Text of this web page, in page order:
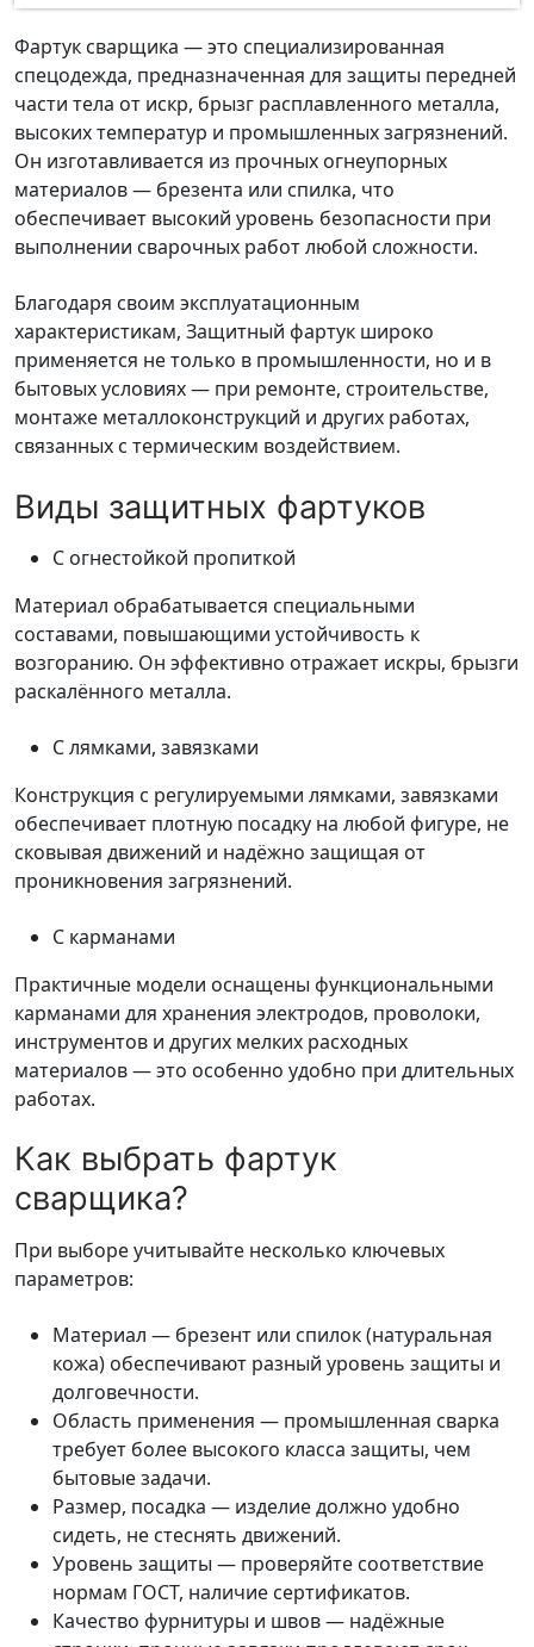
Фартук сварщика — это специализированная
спецодежда, предназначенная для защиты передней
части тела от искр, брызг расплавленного металла,
высоких температур и промышленных загрязнений.
Он изготавливается из прочных огнеупорных
материалов — брезента или спилка, что
обеспечивает высокий уровень безопасности при
выполнении сварочных работ любой сложности.
Благодаря своим эксплуатационным
характеристикам, Защитный фартук широко
применяется не только в промышленности, но и в
бытовых условиях — при ремонте, строительстве,
монтаже металлоконструкций и других работах,
связанных с термическим воздействием.
Виды защитных фартуков
С огнестойкой пропиткой
Материал обрабатывается специальными
составами, повышающими устойчивость к
возгоранию. Он эффективно отражает искры, брызги
раскалённого металла.
С лямками, завязками
Конструкция с регулируемыми лямками, завязками
обеспечивает плотную посадку на любой фигуре, не
сковывая движений и надёжно защищая от
проникновения загрязнений.
С карманами
Практичные модели оснащены функциональными
карманами для хранения электродов, проволоки,
инструментов и других мелких расходных
материалов — это особенно удобно при длительных
работах.
Как выбрать фартук
сварщика?
При выборе учитывайте несколько ключевых
параметров:
Материал — брезент или спилок (натуральная
кожа) обеспечивают разный уровень защиты и
долговечности.
Область применения — промышленная сварка
требует более высокого класса защиты, чем
бытовые задачи.
Размер, посадка — изделие должно удобно
сидеть, не стеснять движений.
Уровень защиты — проверяйте соответствие
нормам ГОСТ, наличие сертификатов.
Качество фурнитуры и швов — надёжные